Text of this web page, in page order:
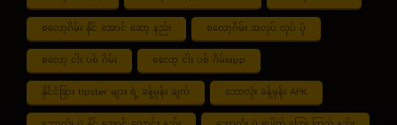
စလော့ဂိမ်း နိုင် အောင် ဆော့ နည်း စလော့ဂိမ်း အလုပ် လုပ် ပုံ
စလော့ ငါး ပစ် ဂိမ်း စလော့ ငါး ပစ် ဂိမ်းapp
နိုင်ငံခြား tipster များ ရဲ့ ခန့်မှန်း ချက် ဘောလုံး ခန့်မှန်း APK